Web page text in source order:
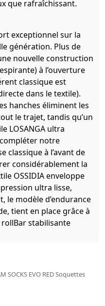
que rafraîchissant.
exceptionnel sur la
génération. Plus de
nouvelle construction
à l’ouverture
classique est
dans le textile).
hanches éliminent les
le trajet, tandis qu’un
LOSANGA ultra
notre
classique à l’avant de
considérablement la
OSSIDIA enveloppe
ultra lisse,
le modèle d’endurance
tient en place grâce à
stabilisante
SOCKS EVO RED Soquettes